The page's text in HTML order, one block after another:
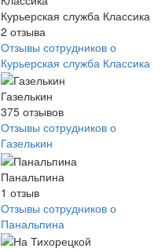
Курьерская служба Классика
2 отзыва
Отзывы сотрудников о
Курьерская служба Классика
Газелькин
375 отзывов
Отзывы сотрудников о
Газелькин
Панальпина
1 отзыв
Отзывы сотрудников о
Панальпина